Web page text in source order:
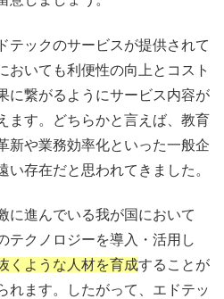
テックのサービスが提供されて
おいても利便性の向上とコスト
に繋がるようにサービス内容が
ます。どちらかと言えば、教育
新や業務効率化といった一般企
存在だと思われてきました。
に進んでいる我が国において
テクノロジーを導入・活用し
くような人材を育成することが
れます。したがって、エドテッ